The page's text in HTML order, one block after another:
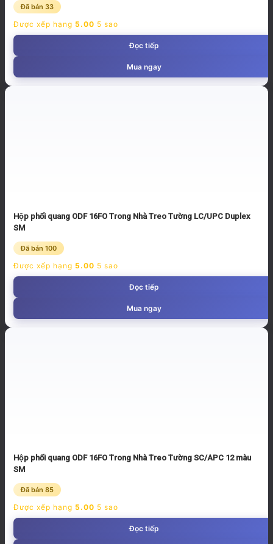
Đã bán 33
Được xếp hạng 5.00 5 sao
Đọc tiếp
Mua ngay
Hộp phối quang ODF 16FO Trong Nhà Treo Tường LC/UPC Duplex
SM
Đã bán 100
Được xếp hạng 5.00 5 sao
Đọc tiếp
Mua ngay
Hộp phối quang ODF 16FO Trong Nhà Treo Tường SC/APC 12 màu
SM
Đã bán 85
Được xếp hạng 5.00 5 sao
Đọc tiếp